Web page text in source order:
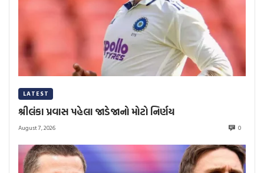
LATEST
શ્રીલંકા પ્રવાસ પહેલા જાડેજાનો મોટો નિર્ણય
August 7, 2026 0